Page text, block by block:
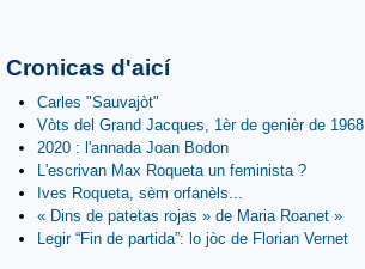
Cronicas d'aicí
Carles "Sauvajòt"
Vòts del Grand Jacques, 1èr de genièr de 1968
2020 : l'annada Joan Bodon
L'escrivan Max Roqueta un feminista ?
Ives Roqueta, sèm orfanèls...
« Dins de patetas rojas » de Maria Roanet »
Legir “Fin de partida”: lo jòc de Florian Vernet